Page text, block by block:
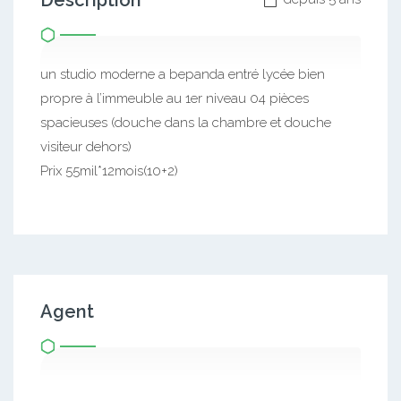
un studio moderne a bepanda entré lycée bien
propre à l’immeuble au 1er niveau 04 pièces
spacieuses (douche dans la chambre et douche
visiteur dehors)
Prix 55mil*12mois(10+2)
Agent